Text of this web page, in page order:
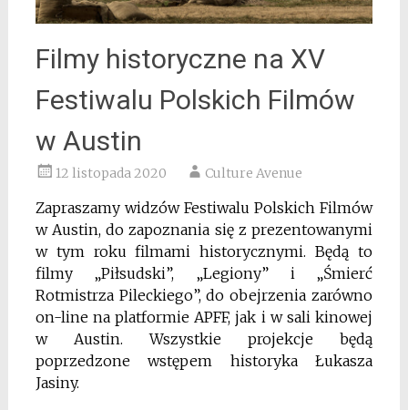
Filmy historyczne na XV
Festiwalu Polskich Filmów
w Austin
12 listopada 2020 Culture Avenue
Zapraszamy widzów Festiwalu Polskich Filmów
w Austin, do zapoznania się z prezentowanymi
w tym roku filmami historycznymi. Będą to
filmy „Piłsudski”, „Legiony” i „Śmierć
Rotmistrza Pileckiego”, do obejrzenia zarówno
on-line na platformie APFF, jak i w sali kinowej
w Austin. Wszystkie projekcje będą
poprzedzone wstępem historyka Łukasza
Jasiny.